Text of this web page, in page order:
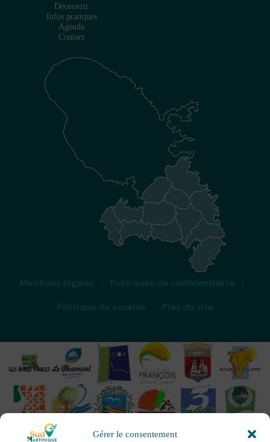
Gérer le consentement
Découvrir
Infos pratiques
Agenda
Contact
Mentions légales
Politiques de confidentialité
Politique de cookies
Plan du site